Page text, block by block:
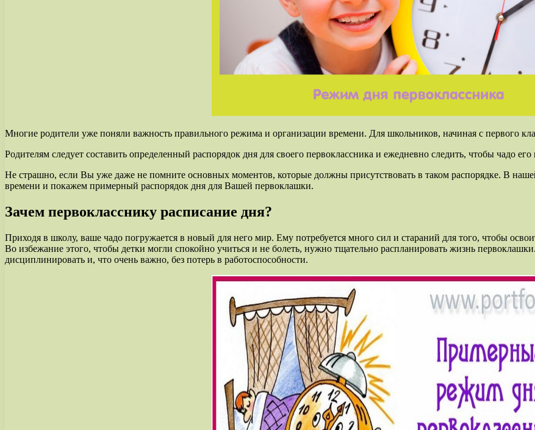
Многие родители уже поняли важность правильного режима и организации времени. Для школьников, начиная с первого
Родителям следует составить определенный распорядок дня для своего первоклассника и ежедневно следить, чтобы чадо
Не страшно, если Вы уже даже не помните основных моментов, которые должны присутствовать в таком распорядке. В
времени и покажем примерный распорядок дня для Вашей первоклашки.
Зачем первокласснику расписание дня?
Приходя в школу, ваше чадо погружается в новый для него мир. Ему потребуется много сил и стараний для того, чтобы
Во избежание этого, чтобы детки могли спокойно учиться и не болеть, нужно тщательно распланировать жизнь
дисциплинировать и, что очень важно, без потерь в работоспособности.